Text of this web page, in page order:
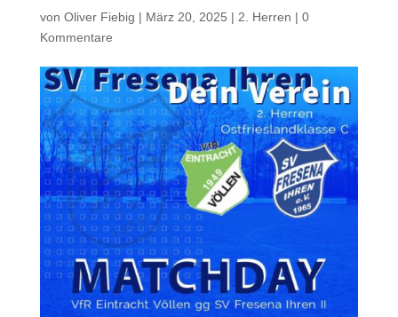
von Oliver Fiebig | März 20, 2025 | 2. Herren | 0
Kommentare